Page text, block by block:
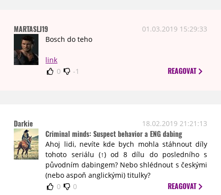
MARTASLJ19
01.03.2019 15:29:33
Bosch do teho
link
0
-1 REAGOVAT
Darkie 18.02.2019 21:21:13
Criminal minds: Suspect behavior a ENG dabing
Ahoj lidi, nevíte kde bych mohla stáhnout díly
tohoto seriálu (↑) od 8 dílu do posledního s
původním dabingem? Nebo shlédnout s českými
(nebo aspoň anglickými) titulky?
0
0 REAGOVAT